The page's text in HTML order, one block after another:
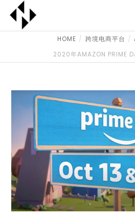
HOME 跨境电商平台
2020年AMAZON PRIME